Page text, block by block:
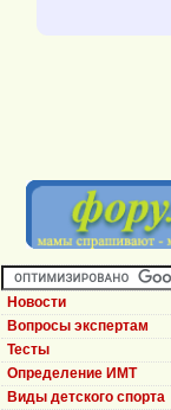
Новости
Вопросы экспертам
Тесты
Определение ИМТ
Виды детского спорта